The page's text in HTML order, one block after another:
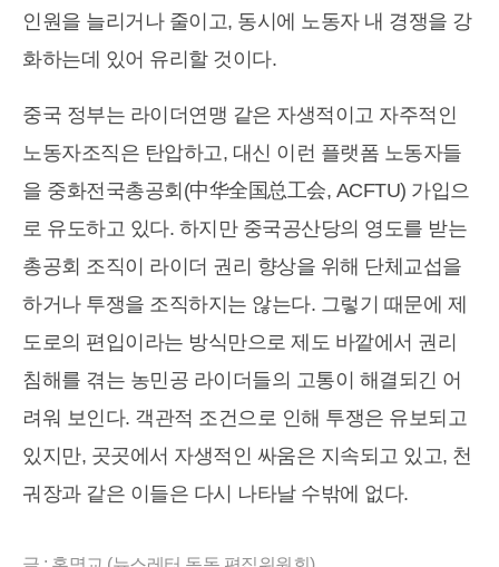
인원을 늘리거나 줄이고, 동시에 노동자 내 경쟁을 강
화하는데 있어 유리할 것이다.
중국 정부는 라이더연맹 같은 자생적이고 자주적인
노동자조직은 탄압하고, 대신 이런 플랫폼 노동자들
을 중화전국총공회(中华全国总工会, ACFTU) 가입으
로 유도하고 있다. 하지만 중국공산당의 영도를 받는
총공회 조직이 라이더 권리 향상을 위해 단체교섭을
하거나 투쟁을 조직하지는 않는다. 그렇기 때문에 제
도로의 편입이라는 방식만으로 제도 바깥에서 권리
침해를 겪는 농민공 라이더들의 고통이 해결되긴 어
려워 보인다. 객관적 조건으로 인해 투쟁은 유보되고
있지만, 곳곳에서 자생적인 싸움은 지속되고 있고, 천
궈장과 같은 이들은 다시 나타날 수밖에 없다.